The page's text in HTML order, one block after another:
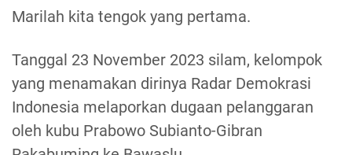
Marilah kita tengok yang pertama.
Tanggal 23 November 2023 silam, kelompok
yang menamakan dirinya Radar Demokrasi
Indonesia melaporkan dugaan pelanggaran
oleh kubu Prabowo Subianto-Gibran